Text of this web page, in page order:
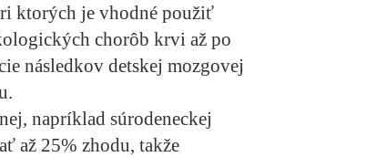
ktorých je vhodné použiť
chorôb krvi až po
následkov detskej mozgovej
napríklad súrodeneckej
až 25% zhodu, takže